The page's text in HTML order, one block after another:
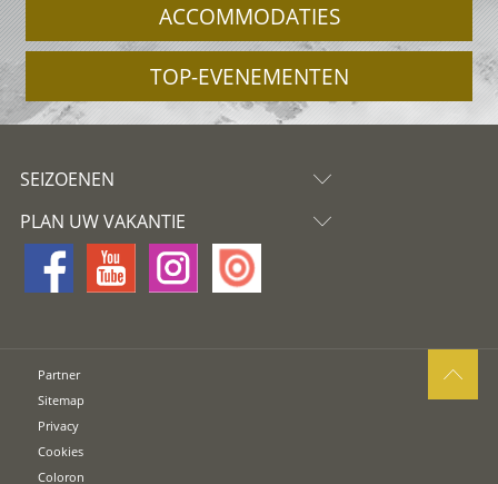
ACCOMMODATIES
TOP-EVENEMENTEN
SEIZOENEN
PLAN UW VAKANTIE
Partner
Sitemap
Privacy
Cookies
Coloron